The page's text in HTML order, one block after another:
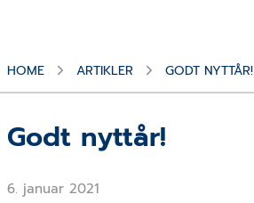
HOME ARTIKLER GODT NYTTÅR!
Godt nyttår!
6. januar 2021